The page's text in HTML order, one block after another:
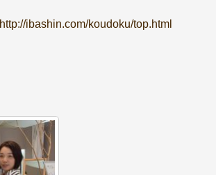
http://ibashin.com/koudoku/top.html